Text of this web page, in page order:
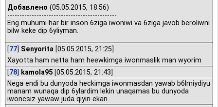
Добавлено (05.05.2015, 18:56)
---------------------------------------------
Eng muhumi har bir inson 6ziga iwoniwi va 6ziga javob beroliwni
bilw keke dip 6yliyman.
[77] Senyorita [05.05.2015, 21:25]
Xayotta ham netta ham heewkimga iwonmaslik man wyorim
[78] kamola95 [05.05.2015, 21:43]
Nega endi bu dunyoda heckimga iwonmasdan yawab b6lmiydiyu
manam wunaqa dip 6ylardim lekin unaqamas bu dunyoda
iwoncsiz yawaw juda qiyin ekan.